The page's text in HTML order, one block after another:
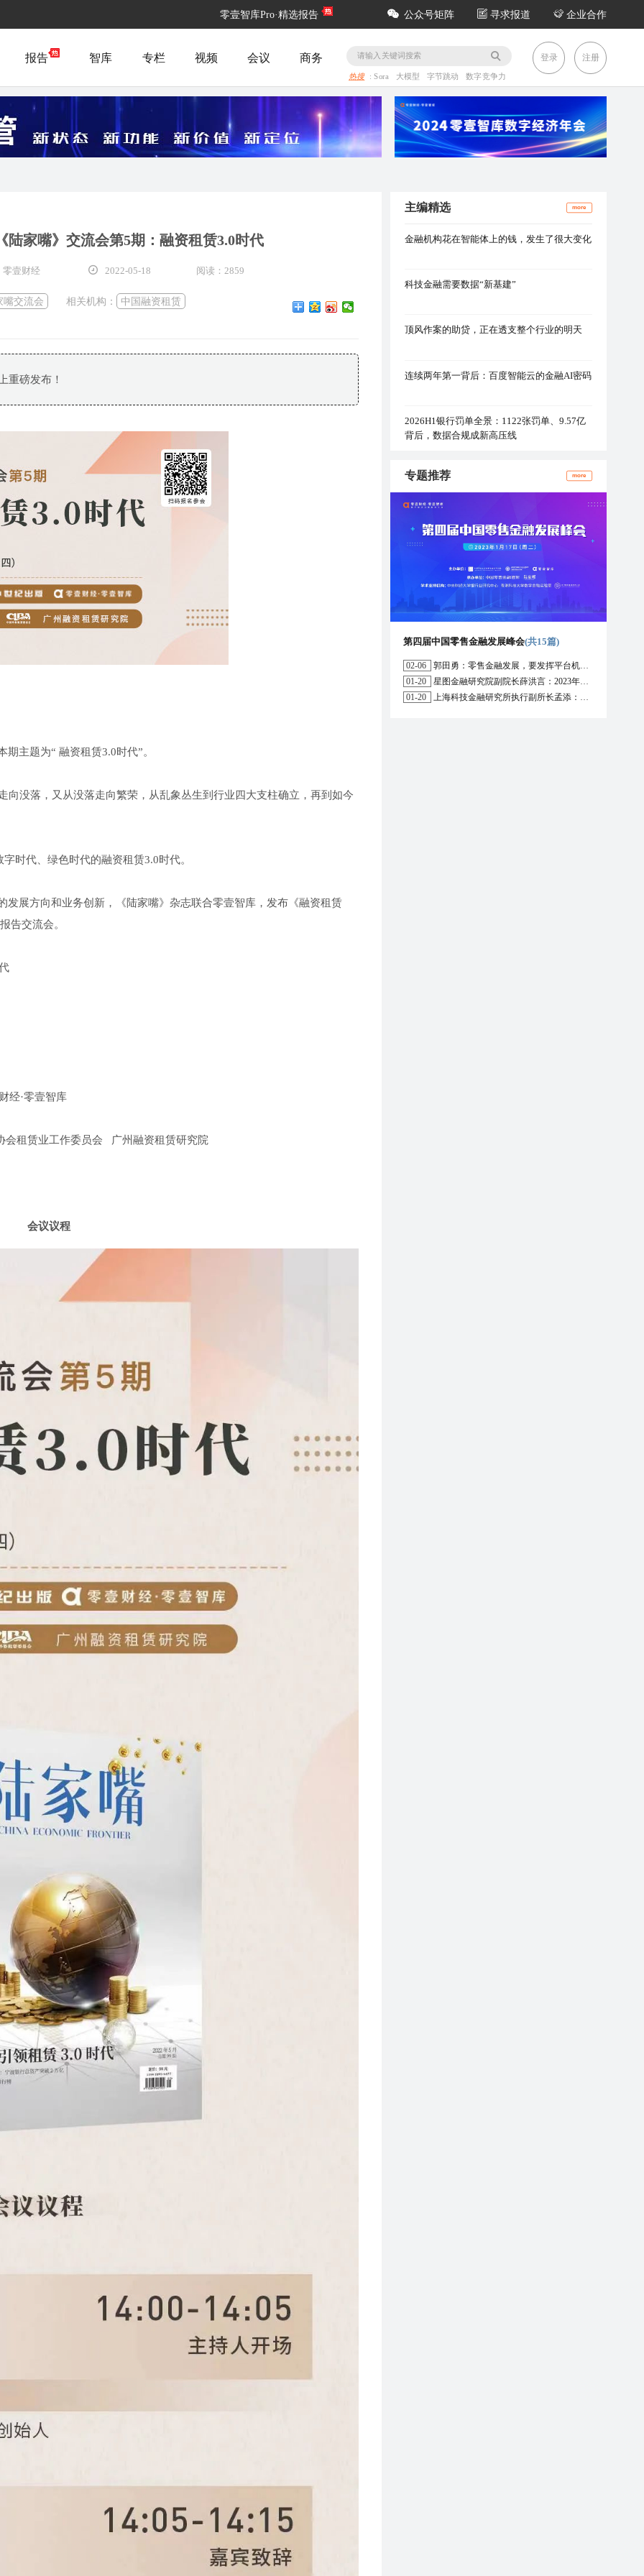
零壹智库Pro·精选报告 公众号矩阵 寻求报道 企业合作
报告 智库 专栏 视频 会议 商务
热搜 :Sora 大模型 字节跳动 数字竞争力
登录 注册
陆家嘴》交流会第5期：融资租赁3.0时代
壹财经 2022-05-18 阅读：2859
嘴交流会 相关机构： 中国融资租赁
重磅发布！
主题为“ 融资租赁3.0时代”。
向没落，又从没落走向繁荣，从乱象丛生到行业四大支柱确立，再到如今
时代、绿色时代的融资租赁3.0时代。
展方向和业务创新，《陆家嘴》杂志联合零壹智库，发布《融资租赁
告交流会。
经·零壹智库
租赁业工作委员会 广州融资租赁研究院
会议议程
主编精选 more
金融机构花在智能体上的钱，发生了很大变化
科技金融需要数据“新基建”
顶风作案的助贷，正在透支整个行业的明天
连续两年第一背后：百度智能云的金融AI密码
2026H1银行罚单全景：1122张罚单、9.57亿
背后，数据合规成新高压线
专题推荐 more
第四届中国零售金融发展峰会(共15篇)
02-06
郭田勇：零售金融发展，要发挥平台机构的作用
01-20
星图金融研究院副院长薛洪言：2023年消费信贷或迎来新起点
01-20
上海科技金融研究所执行副所长孟添：开放银行与嵌入式金融为数字普惠金融带来更大发展空间